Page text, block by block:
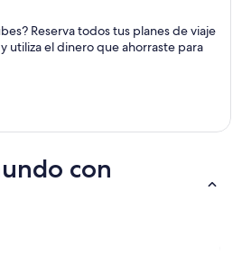
Reserva todos tus planes de viaje
utiliza el dinero que ahorraste para
con